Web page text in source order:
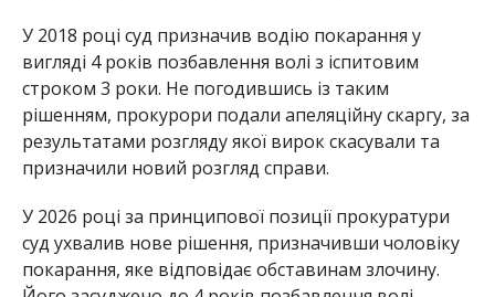
У 2018 році суд призначив водію покарання у
вигляді 4 років позбавлення волі з іспитовим
строком 3 роки. Не погодившись із таким
рішенням, прокурори подали апеляційну скаргу, за
результатами розгляду якої вирок скасували та
призначили новий розгляд справи.
У 2026 році за принципової позиції прокуратури
суд ухвалив нове рішення, призначивши чоловіку
покарання, яке відповідає обставинам злочину.